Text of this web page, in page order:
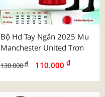
Bộ Hd Tay Ngắn 2025 Mu
Manchester United Trơn
130.000₫ 110.000 ₫